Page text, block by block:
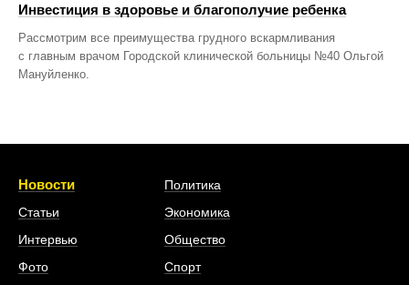
Инвестиция в здоровье и благополучие ребенка
Рассмотрим все преимущества грудного вскармливания
с главным врачом Городской клинической больницы №40 Ольгой
Мануйленко.
Новости
Статьи
Интервью
Фото
Политика
Экономика
Общество
Спорт